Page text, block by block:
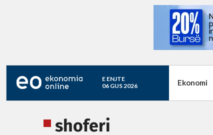
E ENJTE
06 GUS 2026
Ekonomi
shoferi